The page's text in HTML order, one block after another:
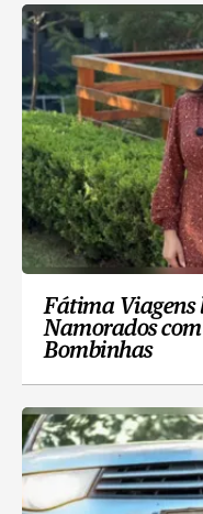
Fátima Viagens
Namorados
Bombinhas